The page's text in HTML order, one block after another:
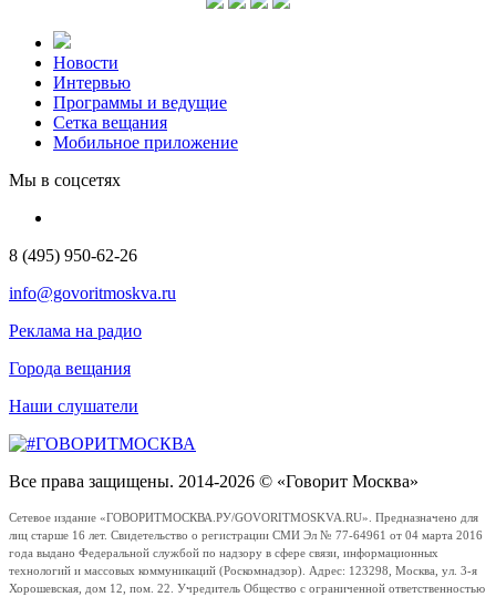
Новости
Интервью
Программы и ведущие
Сетка вещания
Мобильное приложение
Мы в соцсетях
8 (495) 950-62-26
info@govoritmoskva.ru
Реклама на радио
Города вещания
Наши слушатели
Все права защищены. 2014-2026 © «Говорит Москва»
Сетевое издание «ГОВОРИТМОСКВА.РУ/GOVORITMOSKVA.RU». Предназначено для
лиц старше 16 лет. Свидетельство о регистрации СМИ Эл № 77-64961 от 04 марта 2016
года выдано Федеральной службой по надзору в сфере связи, информационных
технологий и массовых коммуникаций (Роскомнадзор). Адрес: 123298, Москва, ул. 3-я
Хорошевская, дом 12, пом. 22. Учредитель Общество с ограниченной ответственностью